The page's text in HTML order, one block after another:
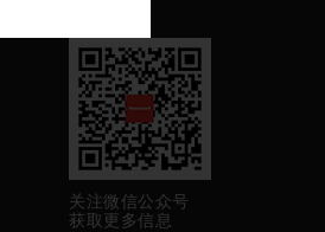
关注微信公众号
获取更多信息